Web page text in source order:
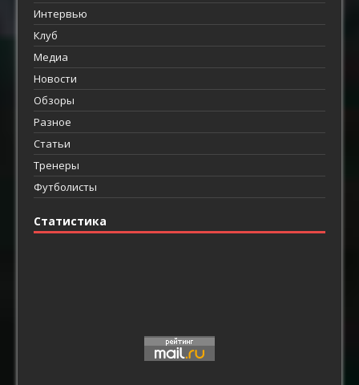
Интервью
Клуб
Медиа
Новости
Обзоры
Разное
Статьи
Тренеры
Футболисты
Статистика